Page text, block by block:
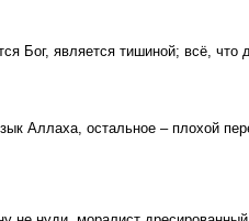
Бог, является тишиной; всё, что
Аллаха, остальное – плохой